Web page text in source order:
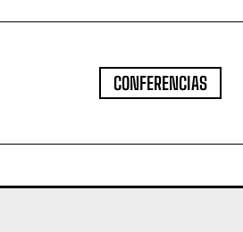
CONFERENCIAS